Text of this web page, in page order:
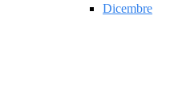
Dicembre